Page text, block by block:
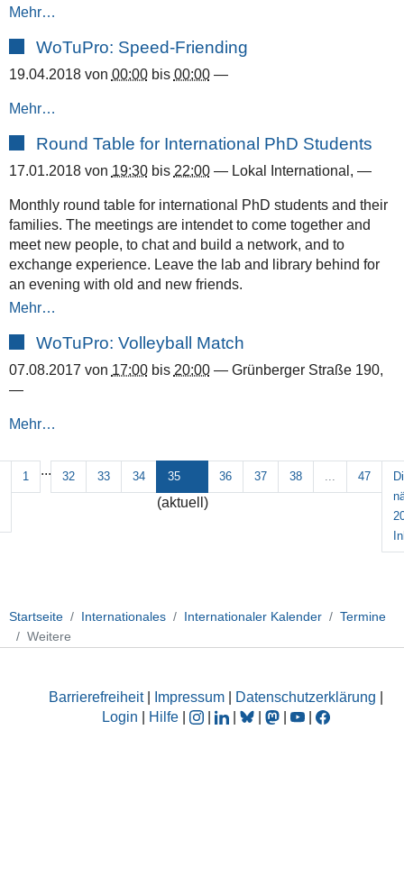
Mehr…
WoTuPro: Speed-Friending
19.04.2018von 00:00bis 00:00—
Mehr…
Round Table for International PhD Students
17.01.2018von 19:30bis 22:00 — Lokal International , —
Monthly round table for international PhD students and their
families. The meetings are intendet to come together and
meet new people, to chat and build a network, and to
exchange experience. Leave the lab and library behind for
an evening with old and new friends.
Mehr…
WoTuPro: Volleyball Match
07.08.2017 von 17:00bis 20:00 — Grünberger Straße 190,
—
Mehr…
1 ... 32 33 34 35
(aktuell)
36 37 38 ... 47
Startseite Internationales Internationaler Kalender
Termine
Weitere
Barrierefreiheit| Impressum Datenschutzerklärung
Login
Hilfe